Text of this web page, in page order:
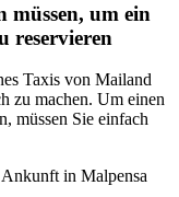
müssen, um ein
reservieren
Taxis von Mailand
zu machen. Um einen
müssen Sie einfach
in Malpensa